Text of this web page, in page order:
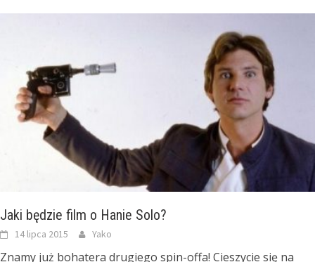
Jaki będzie film o Hanie Solo?
14 lipca 2015 Yako
Znamy już bohatera drugiego spin-offa! Cieszycie się na